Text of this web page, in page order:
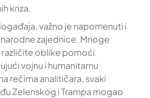
kriza.
važno je napomenuti i
zajednice. Mnoge
različite oblike pomoći
vojnu i humanitarnu
rečima analitičara, svaki
Zelenskog i Trampa mogao